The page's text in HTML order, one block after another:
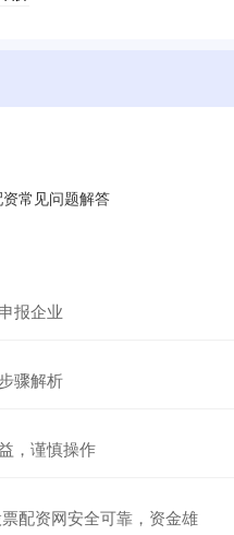
常见问题解答
报企业
骤解析
，谨慎操作
配资网安全可靠，资金雄